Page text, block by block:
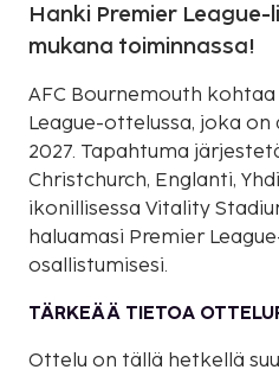
Hanki Premier League-
mukana toiminnassa!
AFC Bournemouth
League-ottelussa, joka
2027. Tapahtuma
Christchurch, Englanti,
ikonillisessa Vitality
haluamasi Premier
osallistumisesi.
TÄRKEÄÄ TIETOA
Ottelu on tällä hetkellä